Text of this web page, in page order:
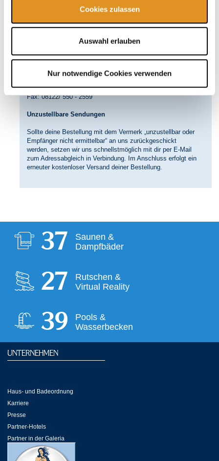
Cookies zulassen
Auswahl erlauben
Nur notwendige Cookies verwenden
Service GmbH in Verbindung zu setzen, wenn er die
Auftragserteilung erhalten hat.
Gutscheinverwaltung
Thermenallee 1
E-Mail:gutscheine@therme-erding.de
Fax: 08122/ 550 - 2559
Unzustellbare Sendungen
Sollte deine Bestellung mit dem Vermerk „unzustellbar oder
Empfänger nicht ermittelbar“ an uns zurückgeschickt
werden, setzen wir uns schnellstmöglich mit dir per E-Mail
zum Adressabgleich in Verbindung. Im Anschluss erfolgt ein
erneuter kostenloser Versand deiner Bestellung.
37
Saunen &
Dampfbäder
28
Rutschen &
Virtual Reality
39
Pools &
Wasserbecken
UNTERNEHMEN
Haus- und Badeordnung
Karriere
Presse
Partner-Hotels
Partner in der Galeria
Partner-Links